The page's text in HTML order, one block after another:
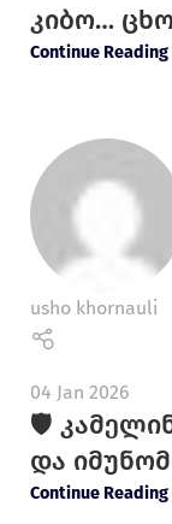
კიბო…
Continue Reading
usho khornauli
04 Jan 2026
🛡️
და
Continue Reading